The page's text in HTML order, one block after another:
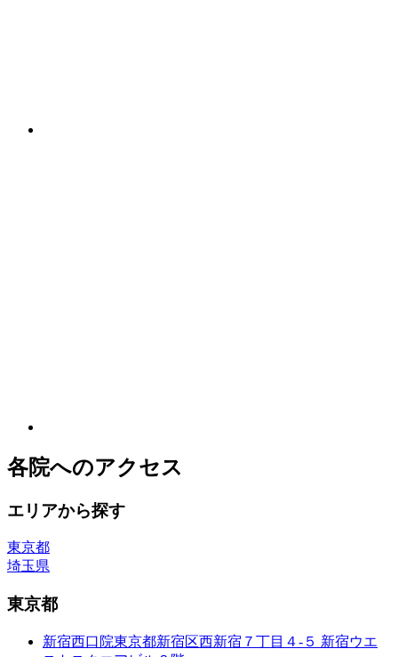
各院へのアクセス
エリアから探す
東京都
埼玉県
東京都
新宿西口院東京都新宿区西新宿７丁目４-５ 新宿ウエ